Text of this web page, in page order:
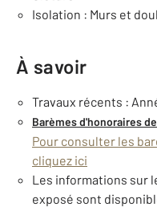
Isolation : Murs et
À savoir
Travaux récents :
Barèmes d'honoraires
Pour consulter les
cliquez ici
Les informations sur
exposé sont